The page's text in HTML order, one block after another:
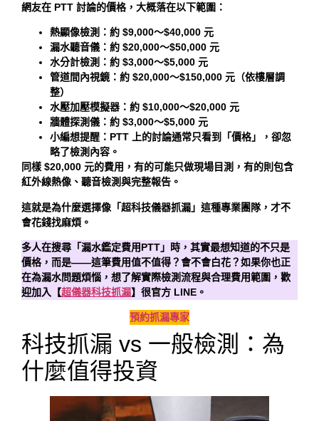
網友在 PTT 討論的價格，大概落在以下範圍：
熱顯像檢測：約 $9,000～$40,000 元
漏水聽音儀：約 $20,000～$50,000 元
水分計檢測：約 $3,000～$5,000 元
管道間內視鏡：約 $20,000～$150,000 元（依樓層調
整）
水壓加壓模擬器：約 $10,000～$20,000 元
牆體探測儀：約 $3,000～$5,000 元
小編想提醒：PTT 上的討論通常只看到「價格」，卻忽
略了檢測內容。
同樣 $20,000 元的費用，有的可能只做現場目測，有的則包含
紅外線熱像、聽音檢測與完整報告。
這就是為什麼選擇像「超科技儀器抓漏」這種專業團隊，才不
會花錢找麻煩。
多人在搜尋「漏水鑑定費用PTT」時，其實最想知道的不只是
價格，而是——這筆費用值不值得？會不會白花？如果你也正
在為漏水問題煩惱，想了解實際檢測流程與合理費用範圍，歡
迎加入【超儀器科技抓漏】很官方 LINE。
預約抓漏專家
科技抓漏 vs 一般檢測：為
什麼值得投資